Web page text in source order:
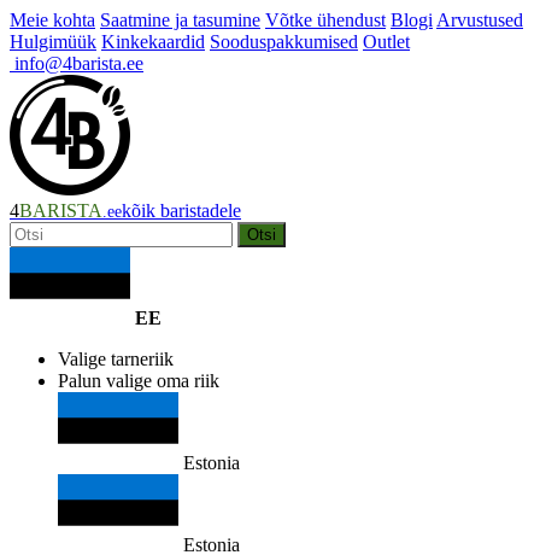
Meie kohta Saatmine ja tasumine Võtke ühendust Blogi Arvustused
Hulgimüük Kinkekaardid Sooduspakkumised Outlet
info@4barista.ee
4BARISTA .eekõik baristadele
Otsi
EE
Valige tarneriik
Palun valige oma riik
Estonia
Estonia